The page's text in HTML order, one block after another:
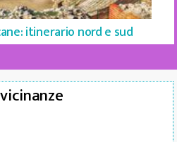
itinerario nord e sud